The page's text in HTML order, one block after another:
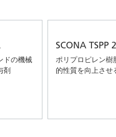
ドの機械
剤
SCONA TSPP
ポリプロピレン樹
的性質を向上させ